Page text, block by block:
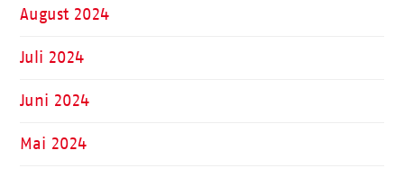
August 2024
Juli 2024
Juni 2024
Mai 2024